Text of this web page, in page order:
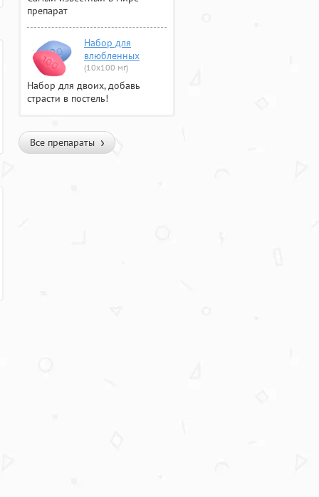
препарат
Набор для
влюбленных
(10х100 мг)
Набор для двоих, добавь
страсти в постель!
Все препараты